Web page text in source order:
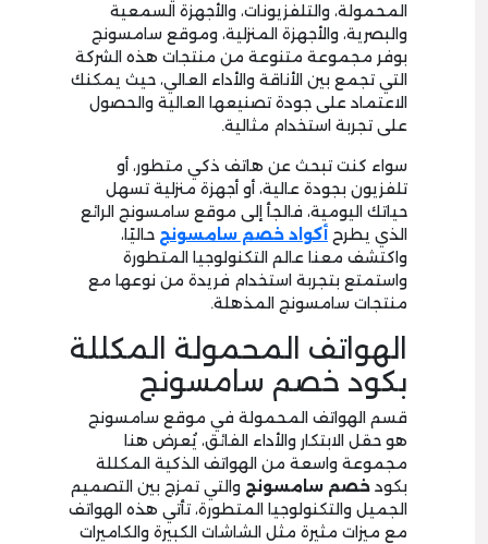
المحمولة، والتلفزيونات، والأجهزة السمعية
والبصرية، والأجهزة المنزلية، وموقع سامسونج
بوفر مجموعة متنوعة من منتجات هذه الشركة
التي تجمع بين الأناقة والأداء العالي، حيث يمكنك
الاعتماد على جودة تصنيعها العالية والحصول
على تجربة استخدام مثالية.
سواء كنت تبحث عن هاتف ذكي متطور، أو
تلفزيون بجودة عالية، أو أجهزة منزلية تسهل
حياتك اليومية، فالجأ إلى موقع سامسونج الرائع
الذي يطرح أكواد خصم سامسونج حاليًا،
واكتشف معنا عالم التكنولوجيا المتطورة
واستمتع بتجربة استخدام فريدة من نوعها مع
منتجات سامسونج المذهلة.
الهواتف المحمولة المكللة
بكود خصم سامسونج
قسم الهواتف المحمولة في موقع سامسونج
هو حقل الابتكار والأداء الفائق، يُعرض هنا
مجموعة واسعة من الهواتف الذكية المكللة
بكود خصم سامسونج والتي تمزج بين التصميم
الجميل والتكنولوجيا المتطورة، تأتي هذه الهواتف
مع ميزات مثيرة مثل الشاشات الكبيرة والكاميرات